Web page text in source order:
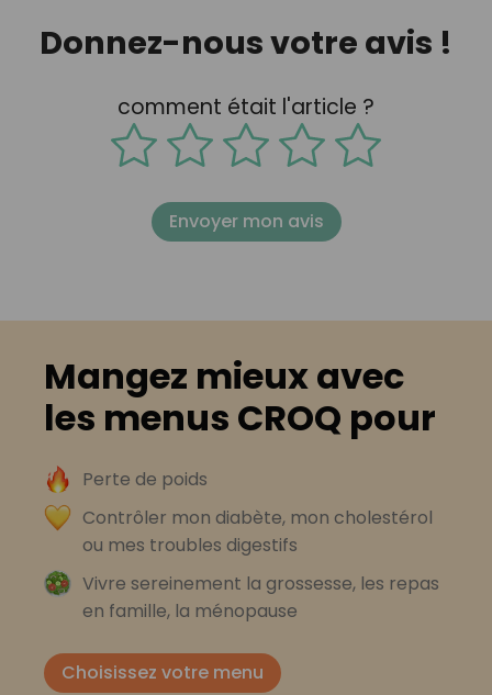
Donnez-nous votre avis !
comment était l'article ?
Envoyer mon avis
Mangez mieux avec
les menus CROQ pour
Perte de poids
Contrôler mon diabète, mon cholestérol
ou mes troubles digestifs
Vivre sereinement la grossesse, les repas
en famille, la ménopause
Choisissez votre menu